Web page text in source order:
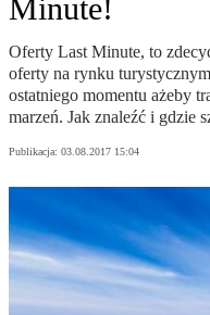
Minute!
Oferty Last Minute, to
oferty na rynku
ostatniego momentu ażeby
marzeń. Jak znaleźć i gdzie
Publikacja: 03.08.2017 15:04